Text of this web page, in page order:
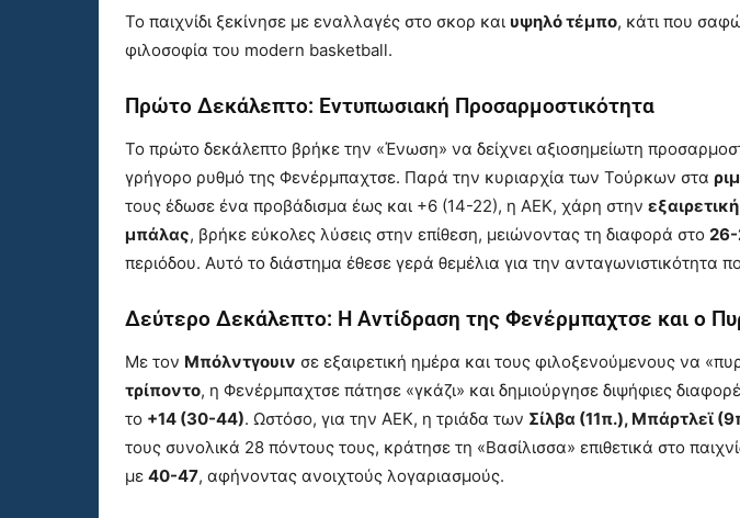
Το παιχνίδι ξεκίνησε με εναλλαγές στο σκορ και υψηλό τέμπο, κάτι που
φιλοσοφία του modern basketball.
Πρώτο Δεκάλεπτο: Εντυπωσιακή Προσαρμοστικότητα
Το πρώτο δεκάλεπτο βρήκε την «Ένωση» να δείχνει αξιοσημείωτη
γρήγορο ρυθμό της Φενέρμπαχτσε. Παρά την κυριαρχία των Τούρκων στα
τους έδωσε ένα προβάδισμα έως και +6 (14-22), η ΑΕΚ, χάρη στην
μπάλας, βρήκε εύκολες λύσεις στην επίθεση, μειώνοντας τη διαφορά στο 26-
περιόδου. Αυτό το διάστημα έθεσε γερά θεμέλια για την ανταγωνιστικότητα
Δεύτερο Δεκάλεπτο: Η Αντίδραση της Φενέρμπαχτσε και ο
Με τον Μπόλντγουιν σε εξαιρετική ημέρα και τους φιλοξενούμενους να
τρίποντο, η Φενέρμπαχτσε πάτησε «γκάζι» και δημιούργησε διψήφιες
το +14 (30-44). Ωστόσο, για την ΑΕΚ, η τριάδα των Σίλβα (11π.), Μπάρτλεϊ
τους συνολικά 28 πόντους τους, κράτησε τη «Βασίλισσα» επιθετικά στο
με 40-47, αφήνοντας ανοιχτούς λογαριασμούς.